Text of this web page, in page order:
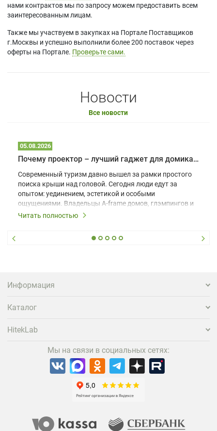
нами контрактов мы по запросу можем предоставить всем
заинтересованным лицам.
Также мы участвуем в закупках на Портале Поставщиков
г.Москвы и успешно выполнили более 200 поставок через
оферты на Портале. Проверьте сами.
Новости
Все новости
05.08.2026
Почему проектор – лучший гаджет для домика в глэмпинге
Современный туризм давно вышел за рамки простого
поиска крыши над головой. Сегодня люди едут за
опытом: уединением, эстетикой и особыми
ощущениями. Владельцы A-frame домов, глэмпингов и
шале понимают, что конкуренция растет, и
вернуться и поделиться впечатлениями в соцсетях,
проектора.
Читать полностью
Информация
Каталог
HitekLab
Мы на связи в социальных сетях: